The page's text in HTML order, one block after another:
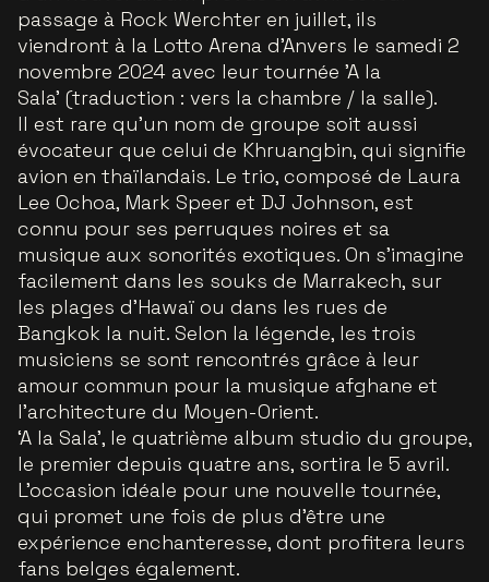
passage à Rock Werchter en juillet, ils
viendront à la Lotto Arena d'Anvers le samedi 2
novembre 2024 avec leur tournée 'A la
Sala' (traduction : vers la chambre / la salle).
Il est rare qu'un nom de groupe soit aussi
évocateur que celui de Khruangbin, qui signifie
avion en thaïlandais. Le trio, composé de Laura
Lee Ochoa, Mark Speer et DJ Johnson, est
connu pour ses perruques noires et sa
musique aux sonorités exotiques. On s'imagine
facilement dans les souks de Marrakech, sur
les plages d'Hawaï ou dans les rues de
Bangkok la nuit. Selon la légende, les trois
musiciens se sont rencontrés grâce à leur
amour commun pour la musique afghane et
l'architecture du Moyen-Orient.
‘A la Sala’, le quatrième album studio du groupe,
le premier depuis quatre ans, sortira le 5 avril.
L'occasion idéale pour une nouvelle tournée,
qui promet une fois de plus d'être une
expérience enchanteresse, dont profitera leurs
fans belges également.